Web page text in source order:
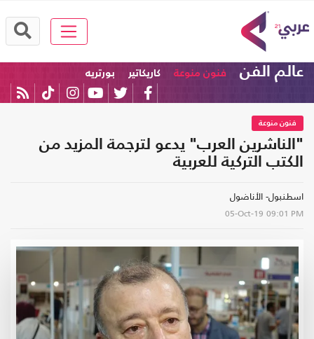
عالم الفن فنون منوعة كاريكاتير بورتريه
فنون منوعة
"الناشرين العرب" يدعو لترجمة المزيد من
الكتب التركية للعربية
اسطنبول- الأناضول
05-Oct-19 09:01 PM